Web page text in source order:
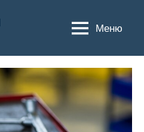
Меню